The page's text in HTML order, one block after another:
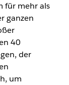
für mehr als
ganzen
40
der
um